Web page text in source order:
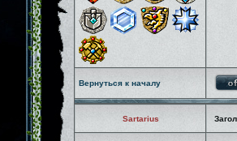
Вернуться к началу
Sartarius